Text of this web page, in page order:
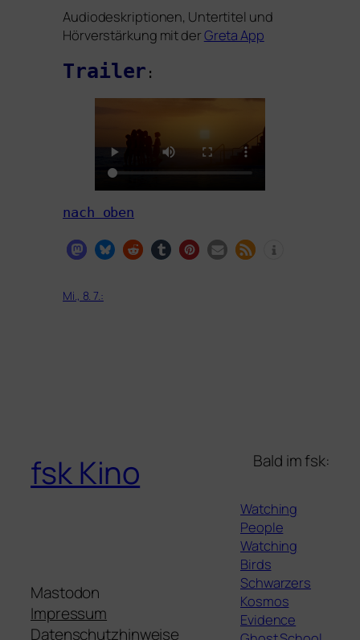
Audiodeskriptionen, Untertitel und
Hörverstärkung mit derGreta App
Trailer :
nach oben
Mi., 8. 7.:
fsk Kino
Mastodon
Impressum
Datenschutzhinweise
Bald im fsk:
Watching
People
Watching
Birds
Schwarzers
Kosmos
Evidence